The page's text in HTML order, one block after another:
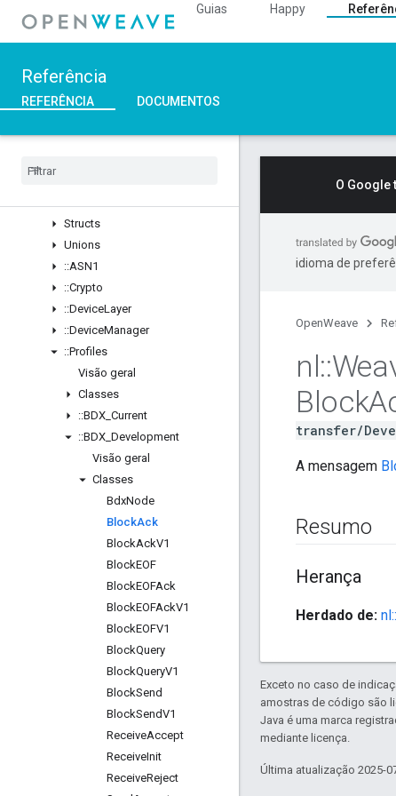
Guias Happy
Referência
REFERÊNCIA DOCUMENTOS
::nl
Structs
::ArgParser
::Inet
Structs
Unions
::ASN1
::Crypto
::DeviceLayer
::DeviceManager
::Profiles
Visão geral
Classes
::BDX Current
::BDX Development
Visão geral
Classes
BdxNode
BlockAck
BlockAckV1
BlockEOF
BlockEOFAck
BlockEOFAckV1
BlockEOFV1
BlockQuery
BlockQueryV1
BlockSend
BlockSendV1
ReceiveAccept
ReceiveInit
ReceiveReject
O
idioma de
OpenWeave
nl::
Block
transfer/
A mensagem
Resumo
Herança
Herdado de:
Exceto no caso de
amostras de código são
Java é uma marca
mediante licença.
Última atualização 2025-